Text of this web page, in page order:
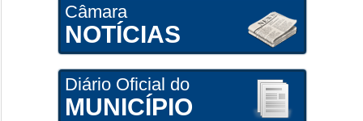
Câmara
NOTÍCIAS
Diário Oficial do
MUNICÍPIO